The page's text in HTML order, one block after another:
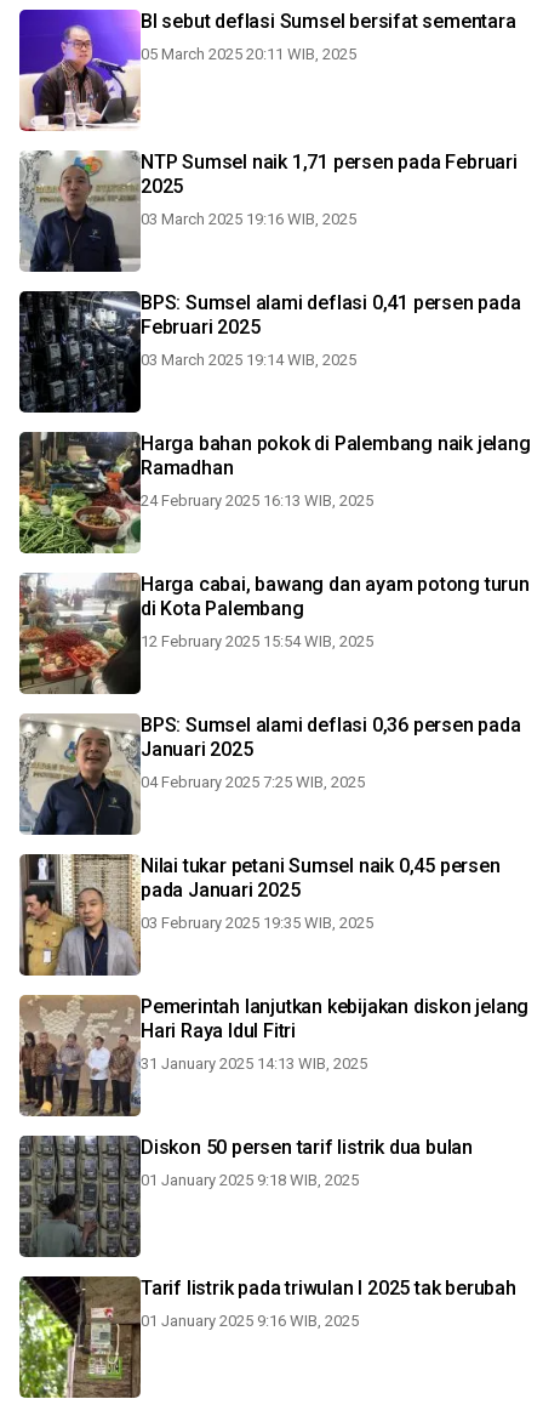
BI sebut deflasi Sumsel bersifat sementara
05 March 2025 20:11 WIB, 2025
NTP Sumsel naik 1,71 persen pada Februari
2025
03 March 2025 19:16 WIB, 2025
BPS: Sumsel alami deflasi 0,41 persen pada
Februari 2025
03 March 2025 19:14 WIB, 2025
Harga bahan pokok di Palembang naik jelang
Ramadhan
24 February 2025 16:13 WIB, 2025
Harga cabai, bawang dan ayam potong turun
di Kota Palembang
12 February 2025 15:54 WIB, 2025
BPS: Sumsel alami deflasi 0,36 persen pada
Januari 2025
04 February 2025 7:25 WIB, 2025
Nilai tukar petani Sumsel naik 0,45 persen
pada Januari 2025
03 February 2025 19:35 WIB, 2025
Pemerintah lanjutkan kebijakan diskon jelang
Hari Raya Idul Fitri
31 January 2025 14:13 WIB, 2025
Diskon 50 persen tarif listrik dua bulan
01 January 2025 9:18 WIB, 2025
Tarif listrik pada triwulan I 2025 tak berubah
01 January 2025 9:16 WIB, 2025